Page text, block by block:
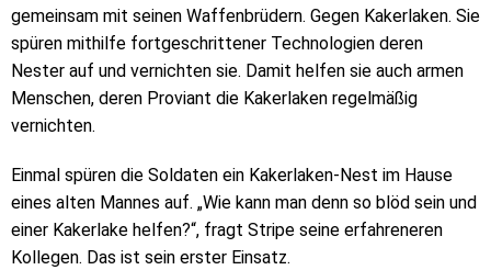
gemeinsam mit seinen Waffenbrüdern. Gegen Kakerlaken. Sie
spüren mithilfe fortgeschrittener Technologien deren
Nester auf und vernichten sie. Damit helfen sie auch armen
Menschen, deren Proviant die Kakerlaken regelmäßig
vernichten.
Einmal spüren die Soldaten ein Kakerlaken-Nest im Hause
eines alten Mannes auf. „Wie kann man denn so blöd sein und
einer Kakerlake helfen?“, fragt Stripe seine erfahreneren
Kollegen. Das ist sein erster Einsatz.